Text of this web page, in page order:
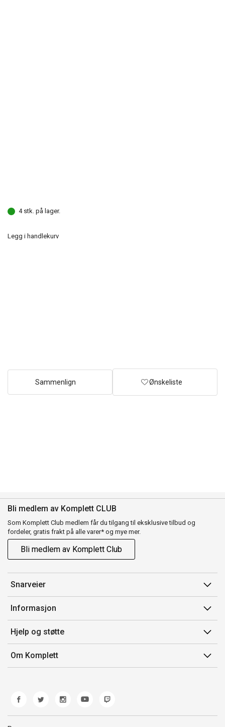
4 stk. på lager.
Legg i handlekurv
Sammenlign Ønskeliste
Bli medlem av Komplett CLUB
Som Komplett Club medlem får du tilgang til eksklusive tilbud og
fordeler, gratis frakt på alle varer* og mye mer.
Bli medlem av Komplett Club
Snarveier
Min side
Ordreoversikt
Flex
Komplett Club
Informasjon
Salgsbetingelser
Medlemsvilkår for Komplett Club
Merker/produsent
Hjelp og støtte
Kontakt oss
Kundeservice
Retur
Reklamasjon og garanti
Om Komplett